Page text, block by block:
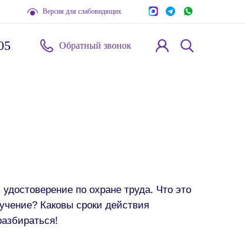
Версия для слабовидящих
Обратный звонок
по охране труда. Что это
Каковы сроки действия